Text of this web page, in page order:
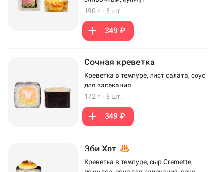
190 г · 8 шт.
349 ₽
Сочная креветка
Креветка в темпуре, лист салата, соус
для запекания
172 г · 8 шт.
349 ₽
Эби Хот
Креветка в темпуре, сыр Cremette,